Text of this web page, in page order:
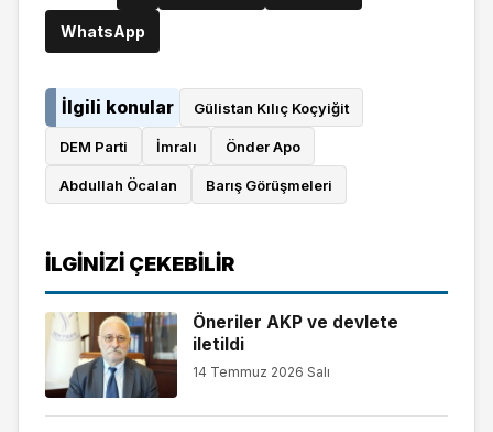
WhatsApp
İlgili konular Gülistan Kılıç Koçyiğit
DEM Parti İmralı Önder Apo
Abdullah Öcalan Barış Görüşmeleri
İLGINIZI ÇEKEBILIR
Öneriler AKP ve devlete
iletildi
14 Temmuz 2026 Salı